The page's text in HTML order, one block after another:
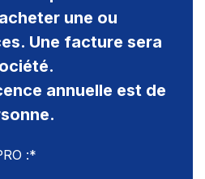
une ou
Une facture sera
annuelle est de
:*